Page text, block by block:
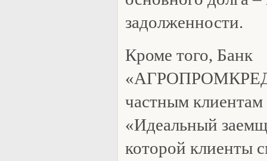
задолженности.
Кроме того, Банк
частным
«Идеальный
которой клиенты